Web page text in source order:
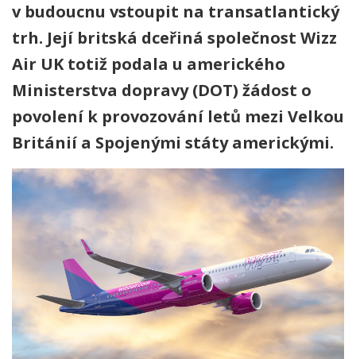
v budoucnu vstoupit na transatlantický
trh. Její britská dceřiná společnost Wizz
Air UK totiž podala u amerického
Ministerstva dopravy (DOT) žádost o
povolení k provozování letů mezi Velkou
Británií a Spojenými státy americkými.